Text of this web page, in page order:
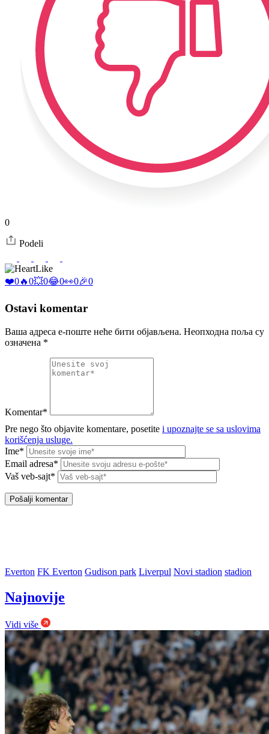
0
Podeli
Like
❤️0🔥0💥0😂0👀0🎉0
Ostavi komentar
Ваша адреса е-поште неће бити објављена. Неопходна поља су
означена *
Komentar*
Pre nego što objavite komentare, posetite i upoznajte se sa uslovima
korišćenja usluge.
Ime*
Email adresa*
Vaš veb-sajt*
Everton FK Everton Gudison park Liverpul Novi stadion stadion
Najnovije
Vidi više